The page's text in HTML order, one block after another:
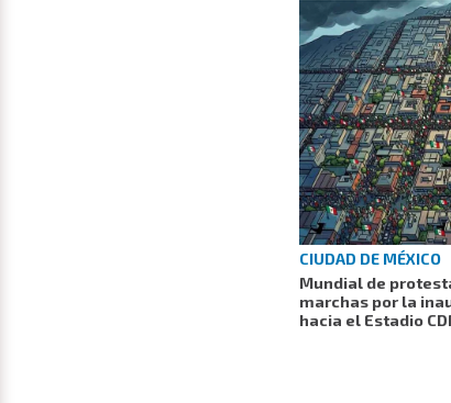
CIUDAD DE MÉXICO
Mundial de
marchas por la
hacia el Estadio